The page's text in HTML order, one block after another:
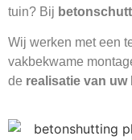
tuin? Bij
Wij werken met een
vakbekwame
de realisatie van